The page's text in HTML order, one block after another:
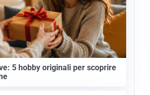
5 hobby originali per scoprire